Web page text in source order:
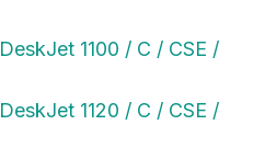
1100 / C / CSE /
1120 / C / CSE /